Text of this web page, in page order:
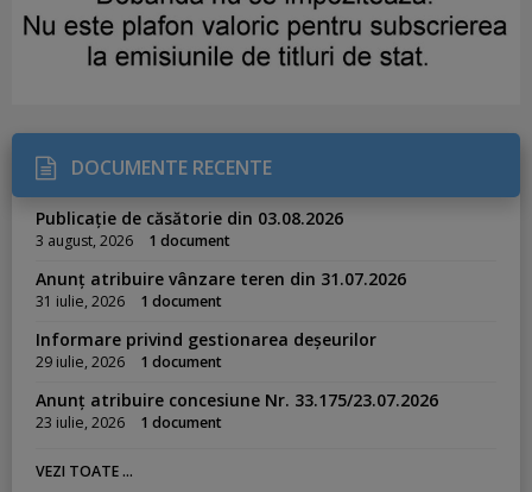
DOCUMENTE RECENTE
Publicație de căsătorie din 03.08.2026
3 august, 2026 1 document
Anunț atribuire vânzare teren din 31.07.2026
31 iulie, 2026 1 document
Informare privind gestionarea deșeurilor
29 iulie, 2026 1 document
Anunț atribuire concesiune Nr. 33.175/23.07.2026
23 iulie, 2026 1 document
VEZI TOATE ...